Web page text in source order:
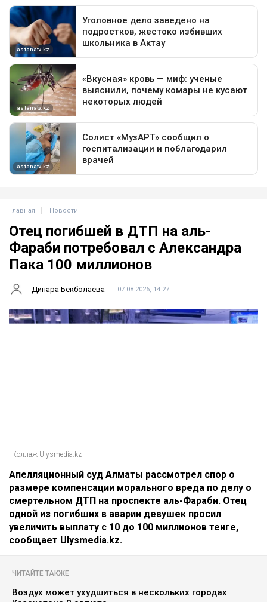
Главная Новости
Отец погибшей в ДТП на аль-
Фараби потребовал с Александра
Пака 100 миллионов
Динара Бекболаева 07.08.2026, 14:27
Коллаж Ulysmedia.kz
Апелляционный суд Алматы рассмотрел спор о
размере компенсации морального вреда по делу о
смертельном ДТП на проспекте аль-Фараби. Отец
одной из погибших в аварии девушек просил
увеличить выплату с 10 до 100 миллионов тенге,
сообщает Ulysmedia.kz.
ЧИТАЙТЕ ТАКЖЕ
Воздух может ухудшиться в нескольких городах